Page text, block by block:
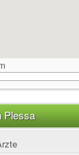
Plessa